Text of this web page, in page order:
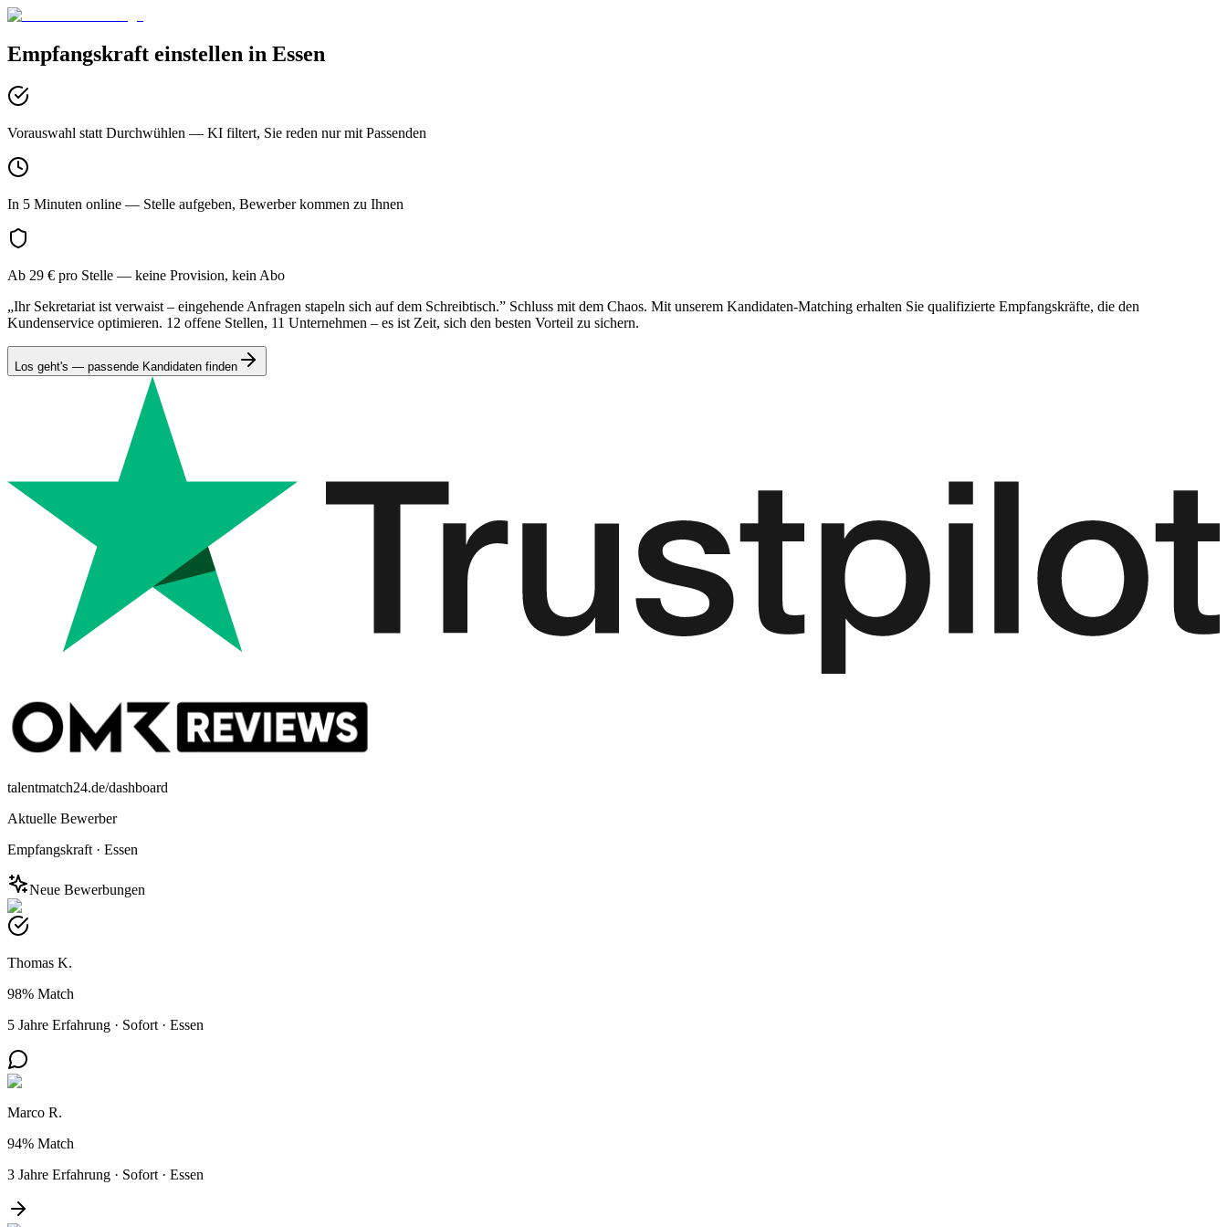
Empfangskraft einstellen in Essen
Vorauswahl statt Durchwühlen — KI filtert, Sie reden nur mit Passenden
In 5 Minuten online — Stelle aufgeben, Bewerber kommen zu Ihnen
Ab 29 € pro Stelle — keine Provision, kein Abo
„Ihr Sekretariat ist verwaist – eingehende Anfragen stapeln sich auf dem Schreibtisch.” Schluss mit dem Chaos. Mit unserem Kandidaten-Matching erhalten Sie qualifizierte Empfangskräfte, die den
Kundenservice optimieren. 12 offene Stellen, 11 Unternehmen – es ist Zeit, sich den besten Vorteil zu sichern.
Los geht's — passende Kandidaten finden
talentmatch24.de/dashboard
Aktuelle Bewerber
Empfangskraft · Essen
Neue Bewerbungen
Thomas K.
98% Match
5 Jahre Erfahrung · Sofort · Essen
Marco R.
94% Match
3 Jahre Erfahrung · Sofort · Essen